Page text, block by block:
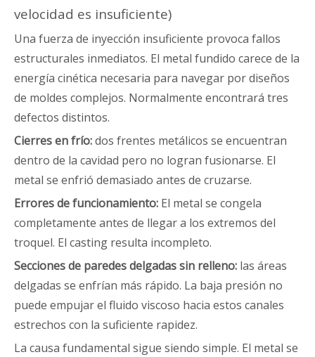
velocidad es insuficiente)
Una fuerza de inyección insuficiente provoca fallos
estructurales inmediatos. El metal fundido carece de la
energía cinética necesaria para navegar por diseños
de moldes complejos. Normalmente encontrará tres
defectos distintos.
Cierres en frío:dos frentes metálicos se encuentran
dentro de la cavidad pero no logran fusionarse. El
metal se enfrió demasiado antes de cruzarse.
Errores de funcionamiento: El metal se congela
completamente antes de llegar a los extremos del
troquel. El casting resulta incompleto.
Secciones de paredes delgadas sin relleno: las áreas
delgadas se enfrían más rápido. La baja presión no
puede empujar el fluido viscoso hacia estos canales
estrechos con la suficiente rapidez.
La causa fundamental sigue siendo simple. El metal se